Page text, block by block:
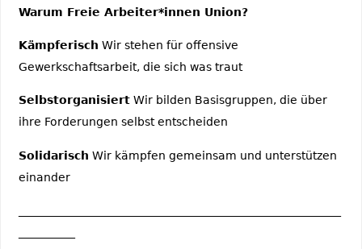
Warum Freie Arbeiter*innen Union?
Kämpferisch Wir stehen für offensive
Gewerkschaftsarbeit, die sich was traut
SelbstorganisiertWir bilden Basisgruppen, die über
ihre Forderungen selbst entscheiden
Solidarisch Wir kämpfen gemeinsam und unterstützen
einander